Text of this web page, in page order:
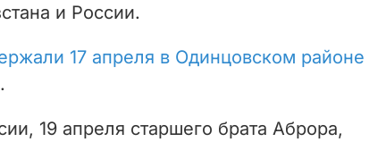
и России.
17 апреля в Одинцовском районе
19 апреля старшего брата Аброра,